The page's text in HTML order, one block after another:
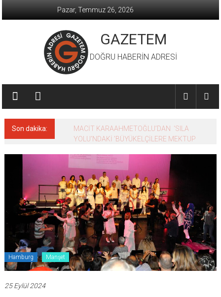
Pazar, Temmuz 26, 2026
GAZETEM
DOĞRU HABERİN ADRESİ
Son dakika:
MACİT KARAAHMETOĞLU’DAN ‘SILA
YOLU’NDAKİ ’BÜYÜKELÇİLERE MEKTUP
Hamburg Manşet
25 Eylül 2024